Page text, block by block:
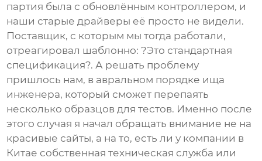
партия была с обновлённым контроллером, и
наши старые драйверы её просто не видели.
Поставщик, с которым мы тогда работали,
отреагировал шаблонно: ?Это стандартная
спецификация?. А решать проблему
пришлось нам, в авральном порядке ища
инженера, который сможет перепаять
несколько образцов для тестов. Именно после
этого случая я начал обращать внимание не на
красивые сайты, а на то, есть ли у компании в
Китае собственная техническая служба или